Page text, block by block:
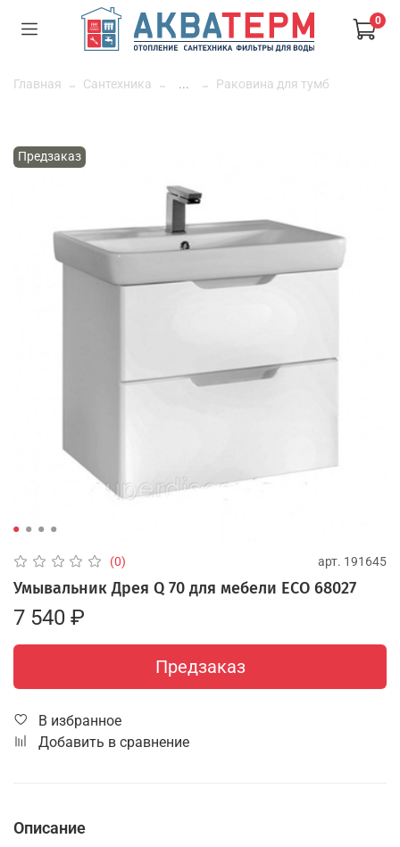
0
Главная Сантехника ... Раковина для тумб
Предзаказ
(0) арт. 191645
Умывальник Дрея Q 70 для мебели ECO 68027
7 540 ₽
Предзаказ
В избранное
Добавить в сравнение
Описание